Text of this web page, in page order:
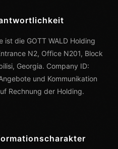
ist die GOTT WALD Holding
N2, Office N201, Block
Georgia. Company ID:
und Kommunikation
Rechnung der Holding.